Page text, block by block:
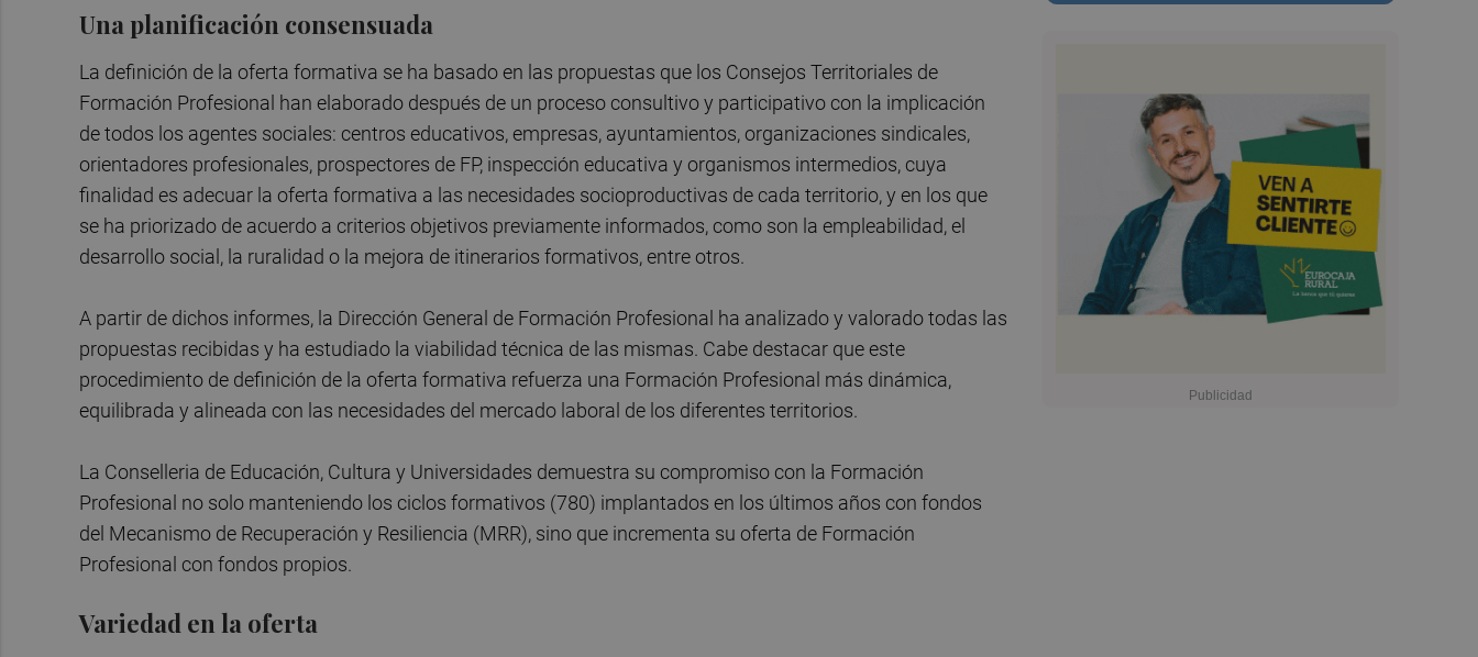
Una planificación consensuada
La definición de la oferta formativa se ha basado en las propuestas que los Consejos Territoriales de
Formación Profesional han elaborado después de un proceso consultivo y participativo con la implicación
de todos los agentes sociales: centros educativos, empresas, ayuntamientos, organizaciones sindicales,
orientadores profesionales, prospectores de FP, inspección educativa y organismos intermedios, cuya
finalidad es adecuar la oferta formativa a las necesidades socioproductivas de cada territorio, y en los que
se ha priorizado de acuerdo a criterios objetivos previamente informados, como son la empleabilidad, el
desarrollo social, la ruralidad o la mejora de itinerarios formativos, entre otros.
A partir de dichos informes, la Dirección General de Formación Profesional ha analizado y valorado todas las
propuestas recibidas y ha estudiado la viabilidad técnica de las mismas. Cabe destacar que este
procedimiento de definición de la oferta formativa refuerza una Formación Profesional más dinámica,
equilibrada y alineada con las necesidades del mercado laboral de los diferentes territorios.
La Conselleria de Educación, Cultura y Universidades demuestra su compromiso con la Formación
Profesional no solo manteniendo los ciclos formativos (780) implantados en los últimos años con fondos
del Mecanismo de Recuperación y Resiliencia (MRR), sino que incrementa su oferta de Formación
Profesional con fondos propios.
Variedad en la oferta